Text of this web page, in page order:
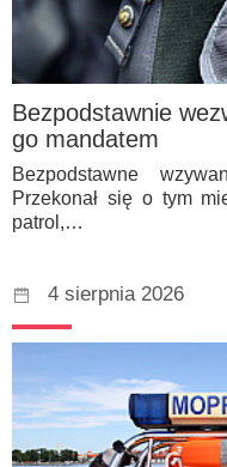
Bezpodstawnie
go mandatem
Bezpodstawne
Przekonał się o tym
patrol,…
4 sierpnia 2026